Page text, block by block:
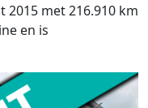
2015 met 216.910 km
en is